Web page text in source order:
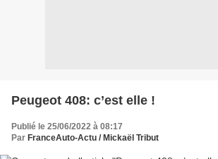
Peugeot 408: c’est elle !
Publié le 25/06/2022 à 08:17
Par FranceAuto-Actu / Mickaël Tribut